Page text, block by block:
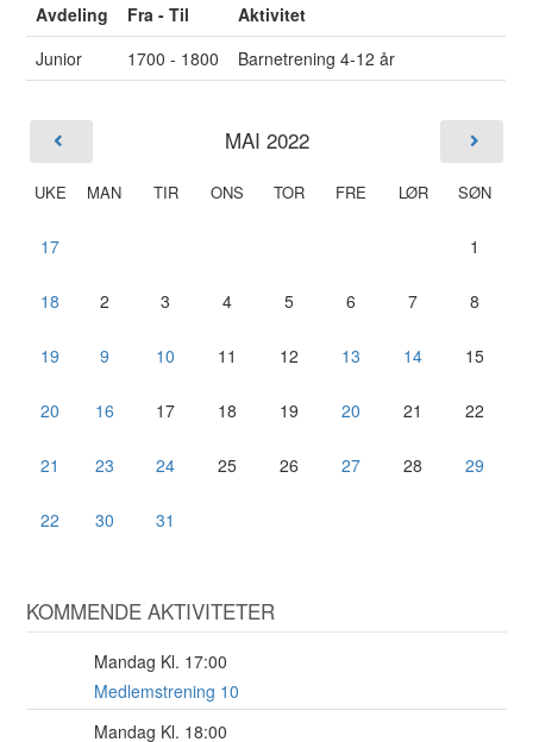
Avdeling Fra - Til
Aktivitet
Junior
1700 - 1800 Barnetrening 4-12 år
MAI 2022
UKE MAN TIR ONS TOR FRE LØR SØN
17 1
18 2 3 4 5 6 7 8
19 9 10 11 12 13 14 15
20 16 17 18 19 20 21 22
21 23 24 25 26 27 28 29
22 30 31
KOMMENDE AKTIVITETER
Mandag Kl. 17:00
Medlemstrening 10
Mandag Kl. 18:00